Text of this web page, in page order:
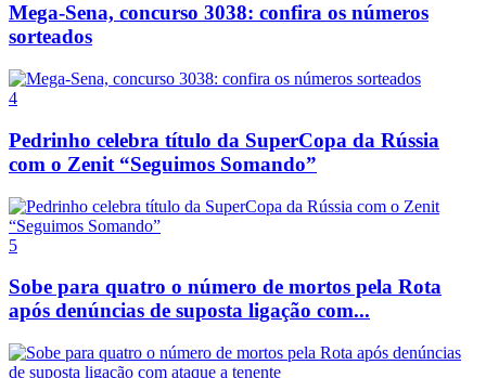
Mega-Sena, concurso 3038: confira os números
sorteados
4
Pedrinho celebra título da SuperCopa da Rússia
com o Zenit “Seguimos Somando”
5
Sobe para quatro o número de mortos pela Rota
após denúncias de suposta ligação com...